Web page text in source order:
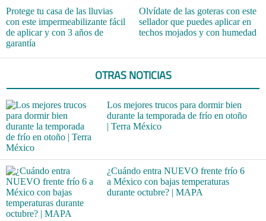
Protege tu casa de las lluvias
con este impermeabilizante fácil
de aplicar y con 3 años de
garantía
Olvídate de las goteras con este
sellador que puedes aplicar en
techos mojados y con humedad
OTRAS NOTICIAS
Los mejores trucos para dormir bien
durante la temporada de frío en otoño
| Terra México
¿Cuándo entra NUEVO frente frío 6
a México con bajas temperaturas
durante octubre? | MAPA